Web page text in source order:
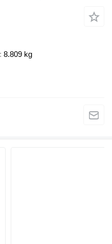
8.809 kg